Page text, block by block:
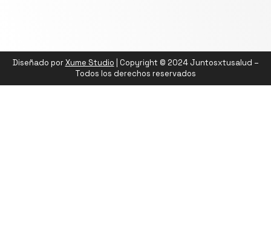
Diseñado porXume Studio | Copyright © 2024 Juntosxtusalud –
Todos los derechos reservados